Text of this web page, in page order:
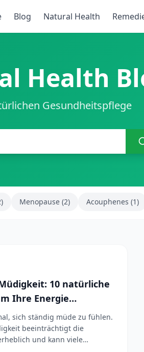
Blog Natural Health
Health
Gesundheitspflege
Menopause (2) Acouphenes (1)
10 natürliche
Ihre Energie
sich ständig müde zu fühlen.
beeinträchtigt die
und kann viele